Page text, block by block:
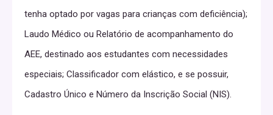
tenha optado por vagas para crianças com deficiência);
Laudo Médico ou Relatório de acompanhamento do
AEE, destinado aos estudantes com necessidades
especiais; Classificador com elástico, e se possuir,
Cadastro Único e Número da Inscrição Social (NIS).